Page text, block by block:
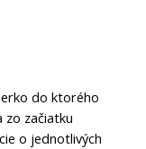
do ktorého
zo začiatku
o jednotlivých